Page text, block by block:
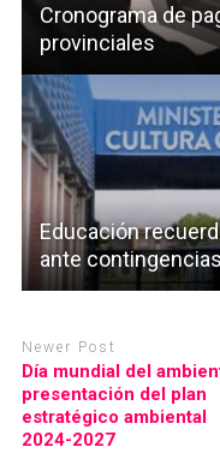
Cronograma de
provinciales
Educación
ante
Newer Post
Día mundial del
presentación del plan
estratégico ambiental
2024-2027